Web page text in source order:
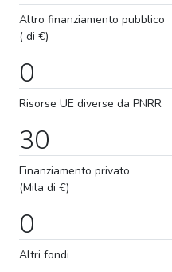
Altro finanziamento pubblico
( di €)
0
Risorse UE diverse da PNRR
30
Finanziamento privato
(Mila di €)
0
Altri fondi